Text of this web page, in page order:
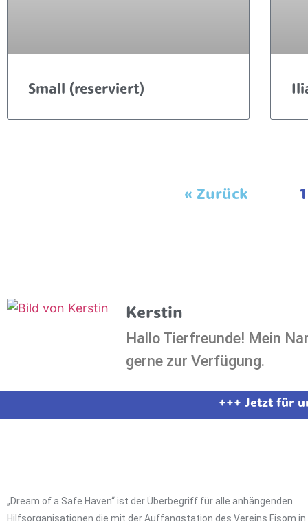
Small (reserviert)
« Zurück 1
Kerstin
Hallo Tierfreunde! Mein
gerne zur Verfügung.
+++ Jetzt für
„Dream of a Safe Haven“ ist der Überbegriff für alle anhängenden
Hilfsorganisationen die mit der Auffangstation des Vereins Fisom in